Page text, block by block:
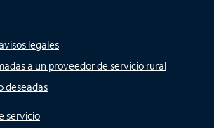
legales
a un proveedor de servicio rural
deseadas
servicio